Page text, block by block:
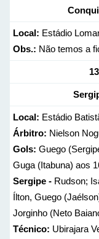
Local: Estádio
Obs.: Não temos a
Local: Estádio
Árbitro: Nielson
Gols: Guego
Guga (Itabuna) aos
Sergipe - Rudson;
Ílton, Guego
Jorginho (Neto
Técnico: Ubirajara